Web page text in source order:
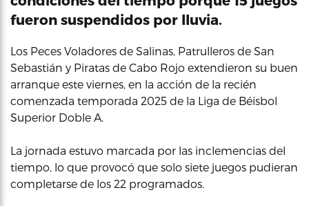
fueron suspendidos por lluvia.
Los Peces Voladores de Salinas, Patrulleros de San
Sebastián y Piratas de Cabo Rojo extendieron su buen
arranque este viernes, en la acción de la recién
comenzada temporada 2025 de la Liga de Béisbol
Superior Doble A.
La jornada estuvo marcada por las inclemencias del
tiempo, lo que provocó que solo siete juegos pudieran
completarse de los 22 programados.